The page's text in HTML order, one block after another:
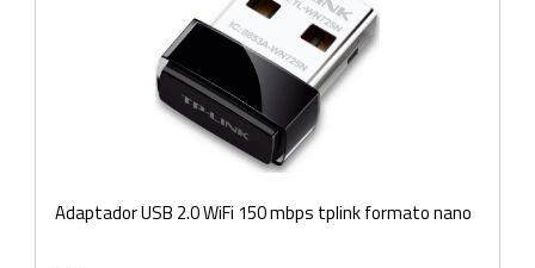
Adaptador USB 2.0 WiFi 150 mbps tplink formato nano